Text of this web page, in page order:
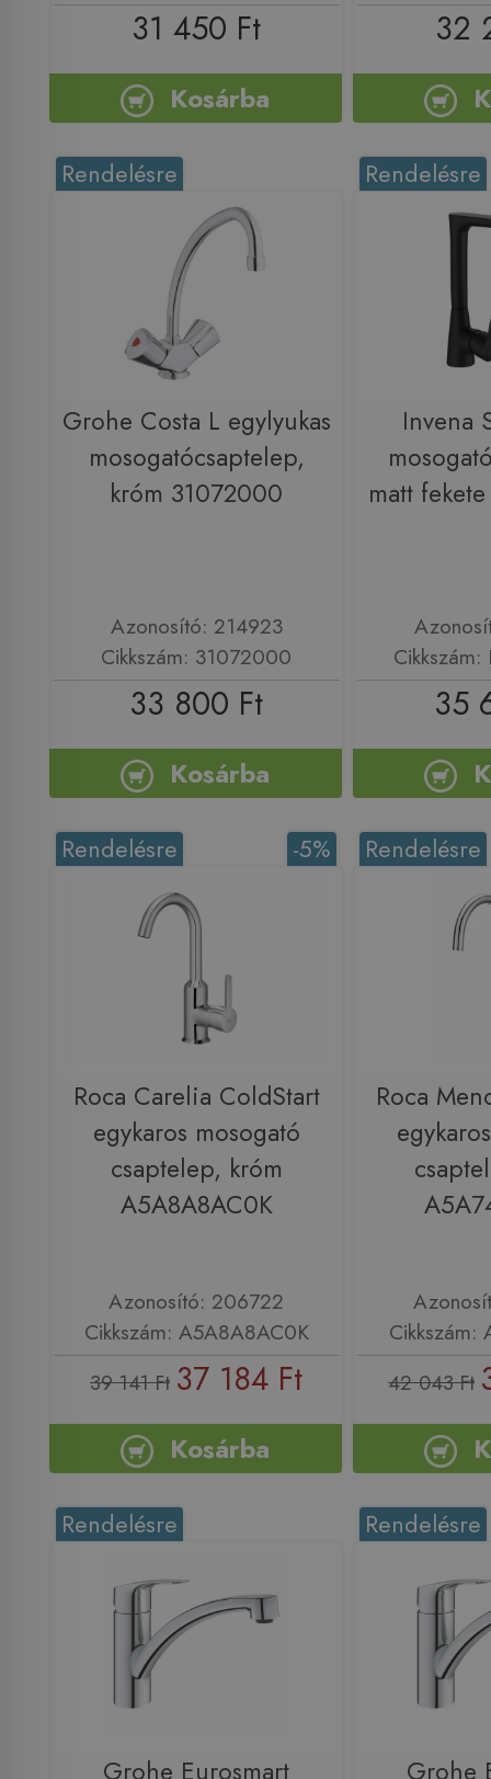
31 450 Ft
Kosárba
32
Rendelésre
Grohe Costa L egylyukas
mosogatócsaptelep,
króm 31072000
Azonosító: 214923
Cikkszám: 31072000
33 800 Ft
Kosárba
Rendelésre
Invena
matt
35
-5%
Rendelésre
Roca Carelia ColdStart
egykaros mosogató
csaptelep, króm
A5A8A8AC0K
Azonosító: 206722
Cikkszám: A5A8A8AC0K
39 141 Ft 37 184 Ft
Kosárba
Rendelésre
Roca
42 043 Ft
Rendelésre
Grohe Eurosmart
Rendelésre
Grohe